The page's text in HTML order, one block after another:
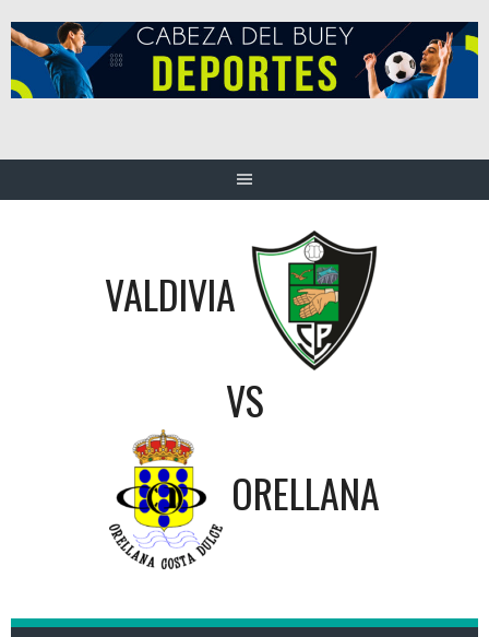
al
contenido
VALDIVIA
VS
ORELLANA